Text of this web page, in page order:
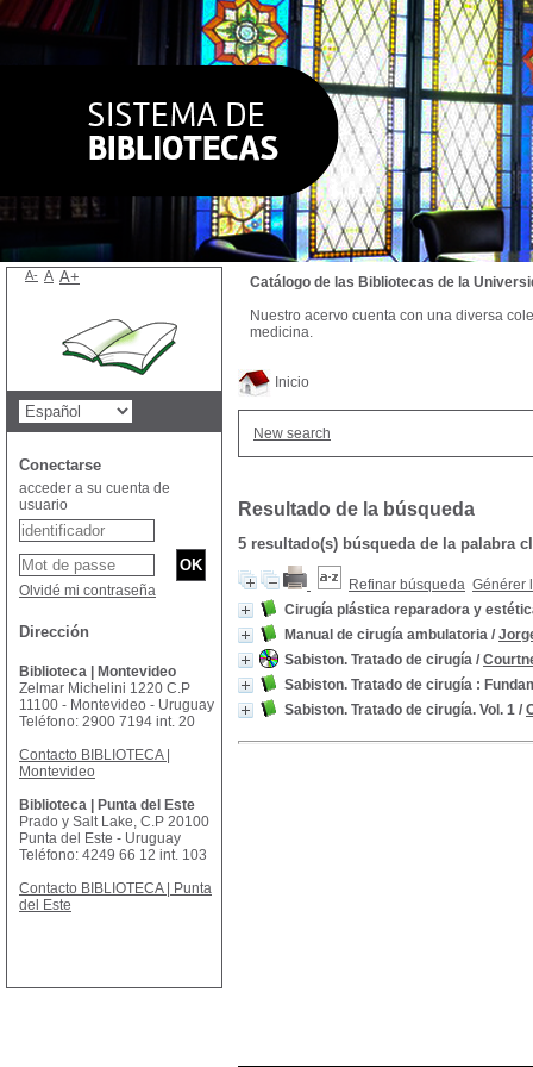
Inicio
New search
Resultado de la búsqueda
5 resultado(s) búsqueda de la palabra
Refinar búsqueda Générer
Cirugía plástica reparadora y
Manual de cirugía ambulatoria /
Sabiston. Tratado de cirugía /
Sabiston. Tratado de cirugía :
Sabiston. Tratado de cirugía. Vol. 1 /
Catálogo de las Bibliotecas de la
Nuestro acervo cuenta con una diversa
medicina.
A- A A+
Conectarse
acceder a su cuenta de
usuario
Olvidé mi contraseña
Dirección
Biblioteca | Montevideo
Zelmar Michelini 1220 C.P
11100 - Montevideo - Uruguay
Teléfono: 2900 7194 int. 20
Contacto BIBLIOTECA |
Montevideo
Biblioteca | Punta del Este
Prado y Salt Lake, C.P 20100
Punta del Este - Uruguay
Teléfono: 4249 66 12 int. 103
Contacto BIBLIOTECA | Punta
del Este